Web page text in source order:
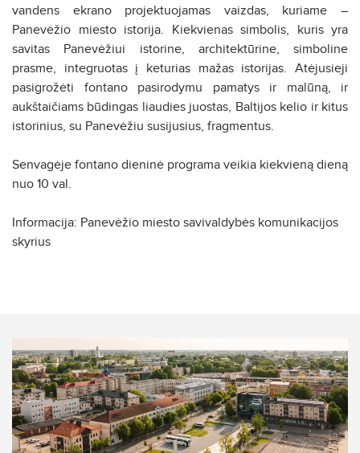
vandens ekrano projektuojamas vaizdas, kuriame –
Panevėžio miesto istorija. Kiekvienas simbolis, kuris yra
savitas Panevėžiui istorine, architektūrine, simboline
prasme, integruotas į keturias mažas istorijas. Atėjusieji
pasigrožėti fontano pasirodymu pamatys ir malūną, ir
aukštaičiams būdingas liaudies juostas, Baltijos kelio ir kitus
istorinius, su Panevėžiu susijusius, fragmentus.
Senvagėje fontano dieninė programa veikia kiekvieną dieną
nuo 10 val.
Informacija: Panevėžio miesto savivaldybės komunikacijos
skyrius